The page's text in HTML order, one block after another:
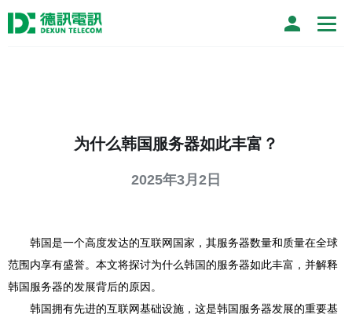
为什么韩国服务器如此丰富？
2025年3月2日
韩国是一个高度发达的互联网国家，其服务器数量和质量在全球
范围内享有盛誉。本文将探讨为什么韩国的服务器如此丰富，并解释
韩国服务器的发展背后的原因。
韩国拥有先进的互联网基础设施，这是韩国服务器发展的重要基